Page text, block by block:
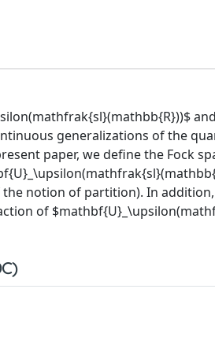
and
generalizations of the
paper, we define the Fock
notion of partition). In
of